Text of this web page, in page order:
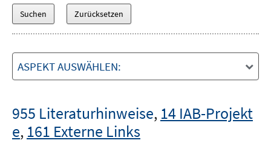
ASPEKT AUSWÄHLEN:
955 Literaturhinweise, 14 IAB-Projekt
e, 161 Externe Links